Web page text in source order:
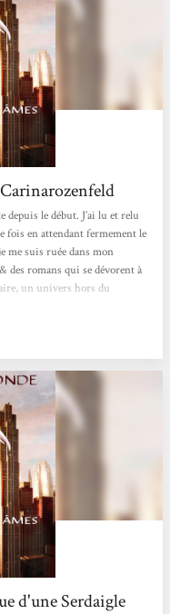
le début. J’ai lu et relu
fois en attendant fermement le
me suis ruée dans mon
des romans qui se dévorent à
un univers hors du
des Pierres de Luet, me
d'une Serdaigle